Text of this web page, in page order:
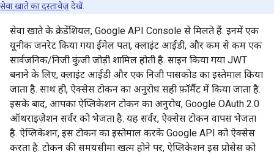
सेवा खाते का दस्तावेज़देखें.
सेवा खाते के क्रेडेंशियल, Google API Console से मिलते हैं. इनमें एक
यूनीक जनरेट किया गया ईमेल पता, क्लाइंट आईडी, और कम से कम एक
सार्वजनिक/निजी कुंजी जोड़ी शामिल होती है. साइन किया गया JWT
बनाने के लिए, क्लाइंट आईडी और एक निजी पासकोड का इस्तेमाल किया
जाता है. साथ ही, ऐक्सेस टोकन का अनुरोध सही फ़ॉर्मैट में किया जाता है.
इसके बाद, आपका ऐप्लिकेशन टोकन का अनुरोध, Google OAuth 2.0
ऑथराइज़ेशन सर्वर को भेजता है. यह सर्वर, ऐक्सेस टोकन वापस भेजता
है. ऐप्लिकेशन, इस टोकन का इस्तेमाल करके Google API को ऐक्सेस
करता है. टोकन की समयसीमा खत्म होने पर, ऐप्लिकेशन इस प्रोसेस को